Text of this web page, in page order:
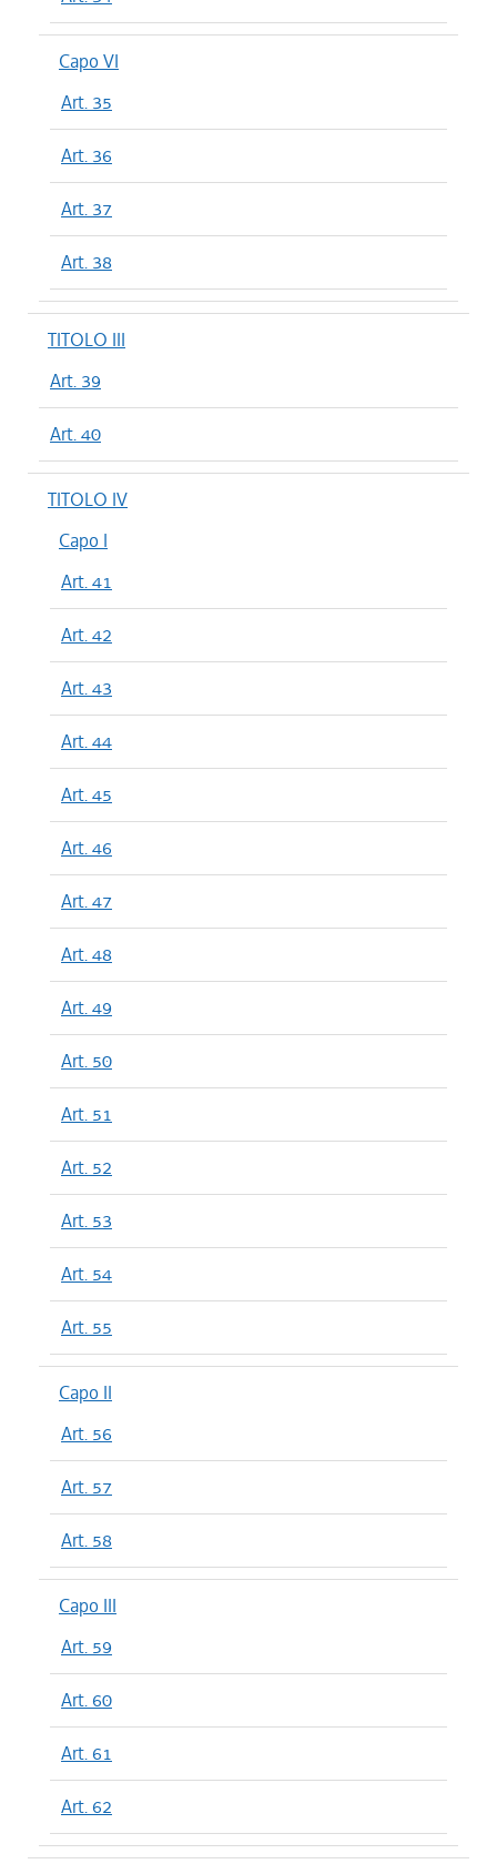
Capo VI
Art. 35
Art. 36
Art. 37
Art. 38
TITOLO III
Art. 39
Art. 40
TITOLO IV
Capo I
Art. 41
Art. 42
Art. 43
Art. 44
Art. 45
Art. 46
Art. 47
Art. 48
Art. 49
Art. 50
Art. 51
Art. 52
Art. 53
Art. 54
Art. 55
Capo II
Art. 56
Art. 57
Art. 58
Capo III
Art. 59
Art. 60
Art. 61
Art. 62